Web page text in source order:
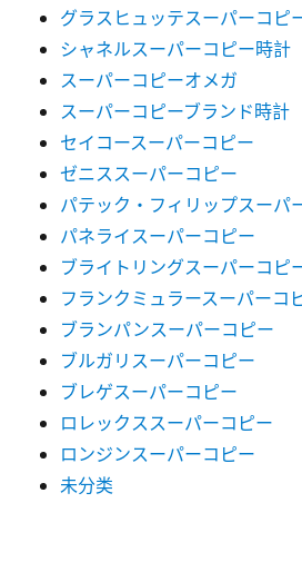
グラスヒュッテスーパーコピ
シャネルスーパーコピー時計
スーパーコピーオメガ
スーパーコピーブランド時計
セイコースーパーコピー
ゼニススーパーコピー
パテック・フィリップスーパ
パネライスーパーコピー
ブライトリングスーパーコピ
フランクミュラースーパーコ
ブランパンスーパーコピー
ブルガリスーパーコピー
ブレゲスーパーコピー
ロレックススーパーコピー
ロンジンスーパーコピー
未分类